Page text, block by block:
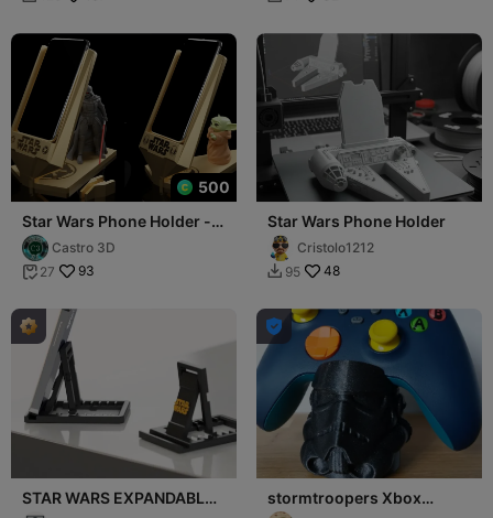
500
Star Wars Phone Holder -
FAN ART STAND
Castro 3D
 27 93
Star Wars Phone Holder
Cristolo1212
 95 48
STAR WARS EXPANDABLE

stormtroopers Xbox